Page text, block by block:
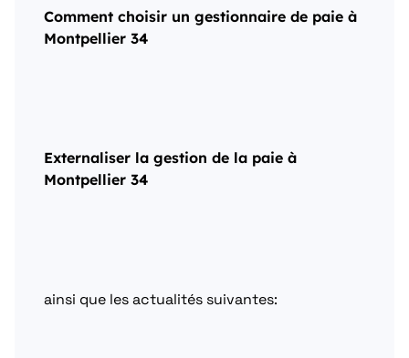
Comment choisir un gestionnaire de paie à
Montpellier 34
Externaliser la gestion de la paie à
Montpellier 34
ainsi que les actualités suivantes: